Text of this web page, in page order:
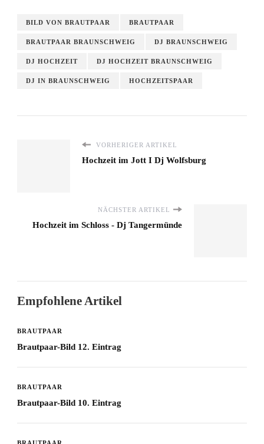
BILD VON BRAUTPAAR BRAUTPAAR
BRAUTPAAR BRAUNSCHWEIG DJ BRAUNSCHWEIG
DJ HOCHZEIT DJ HOCHZEIT BRAUNSCHWEIG
DJ IN BRAUNSCHWEIG HOCHZEITSPAAR
VORHERIGER ARTIKEL
Hochzeit im Jott I Dj Wolfsburg
NÄCHSTER ARTIKEL
Hochzeit im Schloss - Dj Tangermünde
Empfohlene Artikel
BRAUTPAAR
Brautpaar-Bild 12. Eintrag
BRAUTPAAR
Brautpaar-Bild 10. Eintrag